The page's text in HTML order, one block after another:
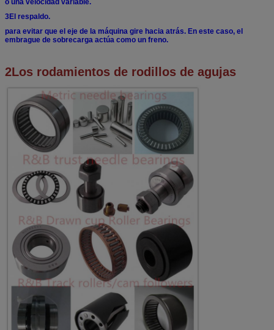
o una velocidad variable.
3El respaldo.
para evitar que el eje de la máquina gire hacia atrás. En este caso, el
embrague de sobrecarga actúa como un freno.
2Los rodamientos de rodillos de agujas